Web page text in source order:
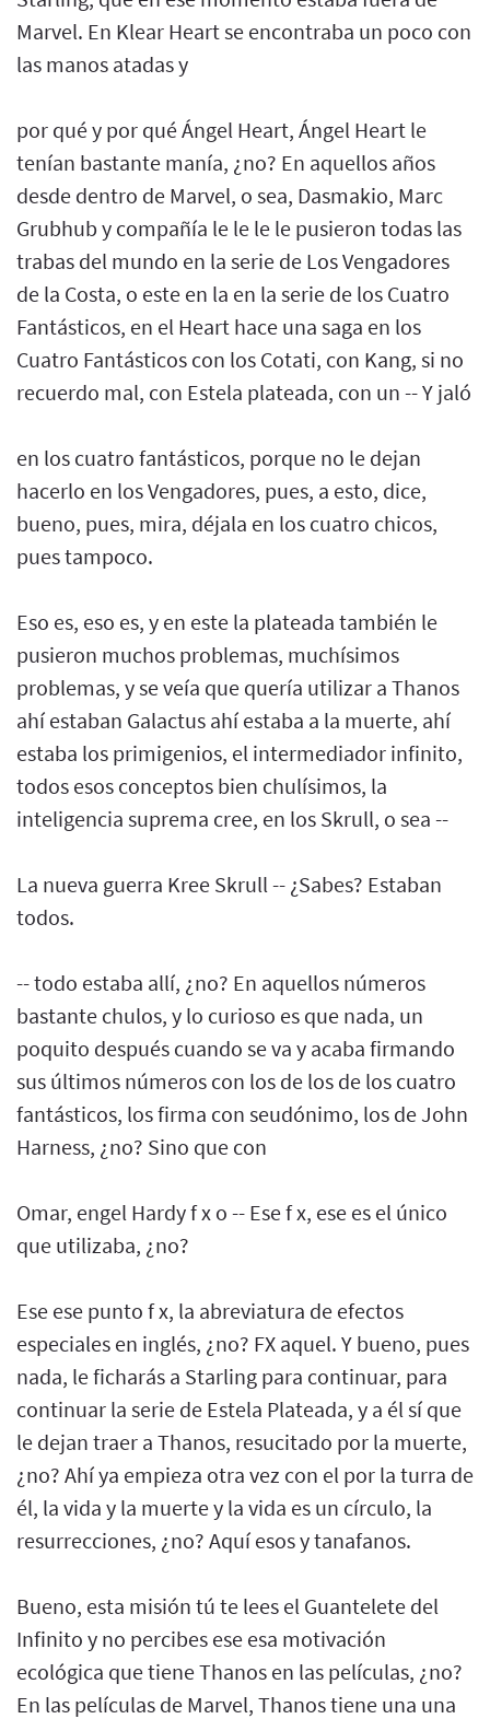
Marvel. En Klear Heart se encontraba un poco con
las manos atadas y
por qué y por qué Ángel Heart, Ángel Heart le
tenían bastante manía, ¿no? En aquellos años
desde dentro de Marvel, o sea, Dasmakio, Marc
Grubhub y compañía le le le le pusieron todas las
trabas del mundo en la serie de Los Vengadores
de la Costa, o este en la en la serie de los Cuatro
Fantásticos, en el Heart hace una saga en los
Cuatro Fantásticos con los Cotati, con Kang, si no
recuerdo mal, con Estela plateada, con un -- Y jaló
en los cuatro fantásticos, porque no le dejan
hacerlo en los Vengadores, pues, a esto, dice,
bueno, pues, mira, déjala en los cuatro chicos,
pues tampoco.
Eso es, eso es, y en este la plateada también le
pusieron muchos problemas, muchísimos
problemas, y se veía que quería utilizar a Thanos
ahí estaban Galactus ahí estaba a la muerte, ahí
estaba los primigenios, el intermediador infinito,
todos esos conceptos bien chulísimos, la
inteligencia suprema cree, en los Skrull, o sea --
La nueva guerra Kree Skrull -- ¿Sabes? Estaban
todos.
-- todo estaba allí, ¿no? En aquellos números
bastante chulos, y lo curioso es que nada, un
poquito después cuando se va y acaba firmando
sus últimos números con los de los de los cuatro
fantásticos, los firma con seudónimo, los de John
Harness, ¿no? Sino que con
Omar, engel Hardy f x o -- Ese f x, ese es el único
que utilizaba, ¿no?
Ese ese punto f x, la abreviatura de efectos
especiales en inglés, ¿no? FX aquel. Y bueno, pues
nada, le ficharás a Starling para continuar, para
continuar la serie de Estela Plateada, y a él sí que
le dejan traer a Thanos, resucitado por la muerte,
¿no? Ahí ya empieza otra vez con el por la turra de
él, la vida y la muerte y la vida es un círculo, la
resurrecciones, ¿no? Aquí esos y tanafanos.
Bueno, esta misión tú te lees el Guantelete del
Infinito y no percibes ese esa motivación
ecológica que tiene Thanos en las películas, ¿no?
En las películas de Marvel, Thanos tiene una una